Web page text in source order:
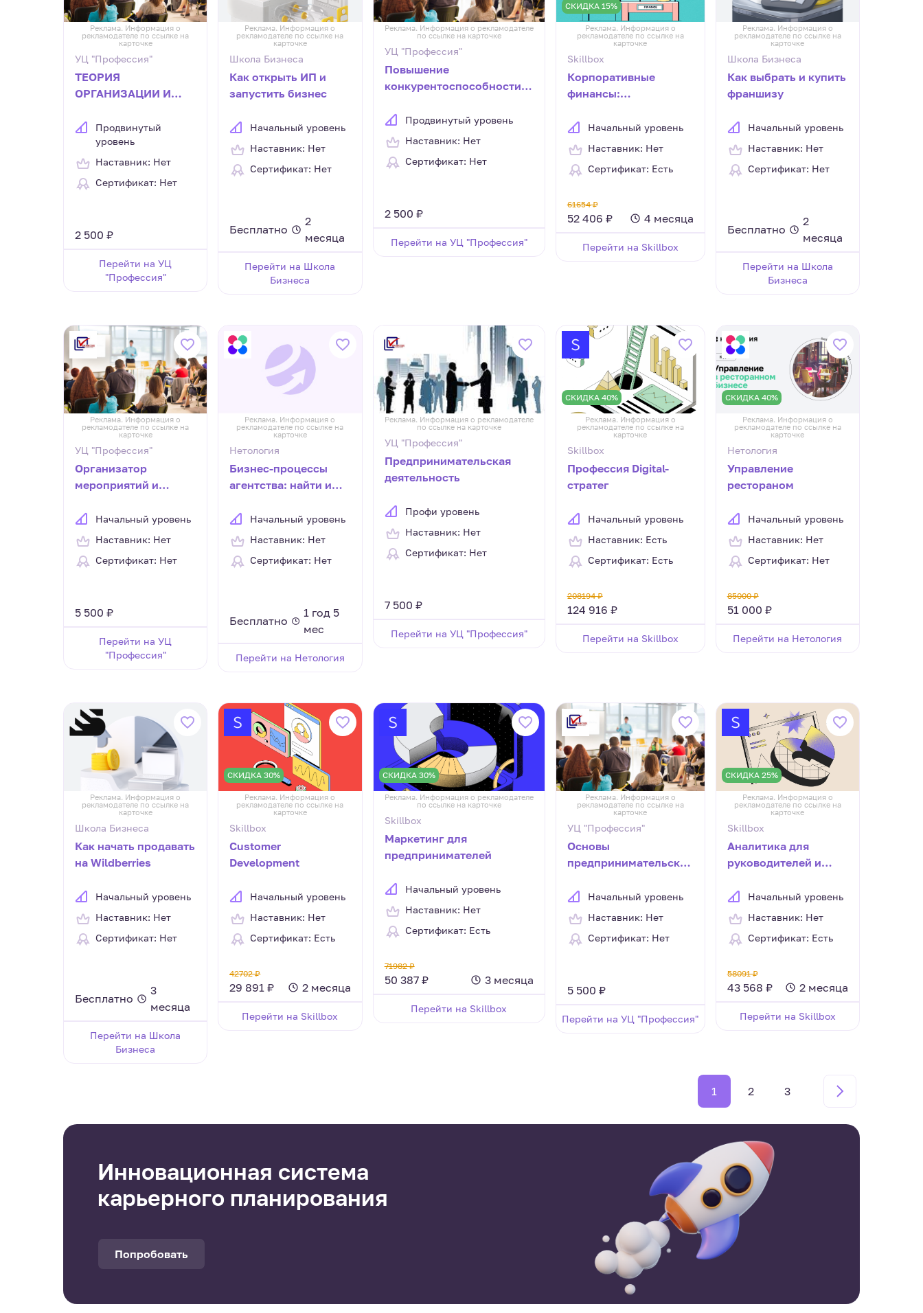
Реклама. Информация о
рекламодателе по ссылке на
карточке
УЦ "Профессия"
ТЕОРИЯ
ОРГАНИЗАЦИИ И
ПОВЕ-ДЕНИЕ
Продвинутый
уровень
Наставник: Нет
Сертификат: Нет
2 500 ₽
Перейти на УЦ
"Профессия"
Реклама. Информация о
рекламодателе по ссылке на
карточке
Школа Бизнеса
Как открыть ИП и
запустить бизнес
Начальный уровень
Наставник: Нет
Сертификат: Нет
Бесплатно
2
месяца
Перейти на Школа
Бизнеса
Реклама. Информация о рекламодателе
по ссылке на карточке
УЦ "Профессия"
Повышение
конкурентоспособности
управления
Продвинутый уровень
Наставник: Нет
Сертификат: Нет
2 500 ₽
Перейти на УЦ "Профессия"
СКИДКА 15%
Реклама. Информация о
рекламодателе по ссылке на
карточке
Skillbox
Корпоративные
финансы:
анализНачальный уровень
Наставник: Нет
Сертификат: Есть
61654 ₽
52 406 ₽ 4 месяца
Перейти на Skillbox
Реклама. Информация о
рекламодателе по ссылке на
карточке
Школа Бизнеса
Как выбрать и купить
франшизу
Начальный уровень
Наставник: Нет
Сертификат: Нет
Бесплатно
2
месяца
Перейти на Школа
Бизнеса
Реклама. Информация о
рекламодателе по ссылке на
карточке
УЦ "Профессия"
Организатор
мероприятий и
Начальный уровень
Наставник: Нет
Сертификат: Нет
5 500 ₽
Перейти на УЦ
"Профессия"
Реклама. Информация о
рекламодателе по ссылке на
карточке
Нетология
Бизнес-процессы
агентства: найти и
проблему
Начальный уровень
Наставник: Нет
Сертификат: Нет
Бесплатно
1 год 5
мес
Перейти на Нетология
Реклама. Информация о рекламодателе
по ссылке на карточке
УЦ "Профессия"
Предпринимательская
деятельность
Профи уровень
Наставник: Нет
Сертификат: Нет
7 500 ₽
Перейти на УЦ "Профессия"
СКИДКА 40%
Реклама. Информация о
рекламодателе по ссылке на
карточке
Skillbox
Профессия Digital-
стратег
Начальный уровень
Наставник: Есть
Сертификат: Есть
208194 ₽
124 916 ₽
Перейти на Skillbox
СКИДКА 40%
Реклама. Информация о
рекламодателе по ссылке на
карточке
Нетология
Управление
рестораном
Начальный уровень
Наставник: Нет
Сертификат: Нет
85000 ₽
51 000 ₽
Перейти на Нетология
Реклама. Информация о
рекламодателе по ссылке на
карточке
Школа Бизнеса
Как начать продавать
на Wildberries
Начальный уровень
Наставник: Нет
Сертификат: Нет
Бесплатно
3
месяца
Перейти на Школа
Бизнеса
СКИДКА 30%
Реклама. Информация о
рекламодателе по ссылке на
карточке
Skillbox
Customer
Development
Начальный уровень
Наставник: Нет
Сертификат: Есть
42702 ₽
29 891 ₽ 2 месяца
Перейти на Skillbox
СКИДКА 30%
Реклама. Информация о рекламодателе
по ссылке на карточке
Skillbox
Маркетинг для
предпринимателей
Начальный уровень
Наставник: Нет
Сертификат: Есть
71982 ₽
50 387 ₽ 3 месяца
Перейти на Skillbox
Реклама. Информация о
рекламодателе по ссылке на
карточке
УЦ "Профессия"
Основы
предпринимательской
Начальный уровень
Наставник: Нет
Сертификат: Нет
5 500 ₽
Перейти на УЦ "Профессия"
СКИДКА 25%
Реклама. Информация о
рекламодателе по ссылке на
карточке
Skillbox
Аналитика для
руководителей и
Начальный уровень
Наставник: Нет
Сертификат: Есть
58091 ₽
43 568 ₽ 2 месяца
Перейти на Skillbox
1 2 3
Инновационная система
карьерного планирования
Попробовать